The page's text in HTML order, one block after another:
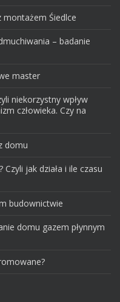
montażem Śiedlce
– badanie
master
niekorzystny wpływ
człowieka. Czy na
domu
Czyli jak działa i ile czasu
budownictwie
domu gazem płynnym